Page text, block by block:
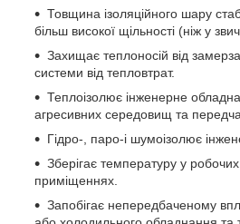
Товщина ізоляційного шару
більш високої щільності (ніж у
Захищає теплоносій від
системи від тепловтрат.
Теплоізолює інженерне
агресивних середовищ та
Гідро-, паро-і шумоізолює
Зберігає температуру у
приміщеннях.
Запобігає непередбаченому